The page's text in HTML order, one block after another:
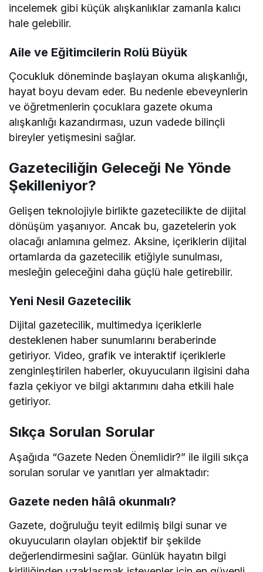
incelemek gibi küçük alışkanlıklar zamanla kalıcı
hale gelebilir.
Aile ve Eğitimcilerin Rolü Büyük
Çocukluk döneminde başlayan okuma alışkanlığı,
hayat boyu devam eder. Bu nedenle ebeveynlerin
ve öğretmenlerin çocuklara gazete okuma
alışkanlığı kazandırması, uzun vadede bilinçli
bireyler yetişmesini sağlar.
Gazeteciliğin Geleceği Ne Yönde
Şekilleniyor?
Gelişen teknolojiyle birlikte gazetecilikte de dijital
dönüşüm yaşanıyor. Ancak bu, gazetelerin yok
olacağı anlamına gelmez. Aksine, içeriklerin dijital
ortamlarda da gazetecilik etiğiyle sunulması,
mesleğin geleceğini daha güçlü hale getirebilir.
Yeni Nesil Gazetecilik
Dijital gazetecilik, multimedya içeriklerle
desteklenen haber sunumlarını beraberinde
getiriyor. Video, grafik ve interaktif içeriklerle
zenginleştirilen haberler, okuyucuların ilgisini daha
fazla çekiyor ve bilgi aktarımını daha etkili hale
getiriyor.
Sıkça Sorulan Sorular
Aşağıda “Gazete Neden Önemlidir?” ile ilgili sıkça
sorulan sorular ve yanıtları yer almaktadır:
Gazete neden hâlâ okunmalı?
Gazete, doğruluğu teyit edilmiş bilgi sunar ve
okuyucuların olayları objektif bir şekilde
değerlendirmesini sağlar. Günlük hayatın bilgi